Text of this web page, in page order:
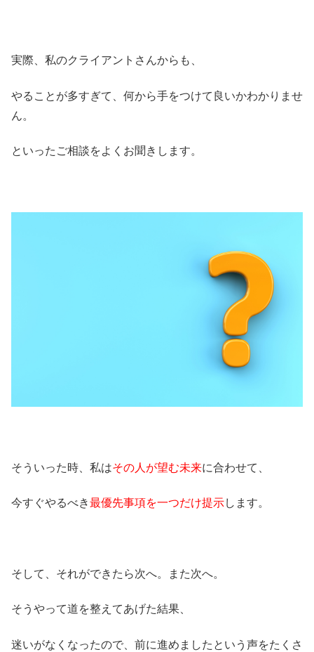
実際、私のクライアントさんからも、
やることが多すぎて、何から手をつけて良いかわかりませ
ん。
といったご相談をよくお聞きします。
そういった時、私はその人が望む未来に合わせて、
今すぐやるべき最優先事項を一つだけ提示します。
そして、それができたら次へ。また次へ。
そうやって道を整えてあげた結果、
迷いがなくなったので、前に進めましたという声をたくさ